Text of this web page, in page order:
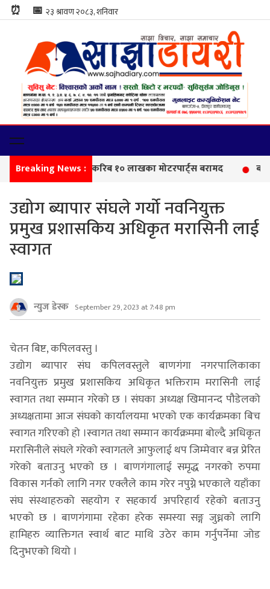
⏰ 📅
Breaking News :
उद्योग ब्यापार संघले गर्यो नवनियुक्त
प्रमुख प्रशासकिय अधिकृत मरासिनी लाई
स्वागत
न्युज डेस्क September 29, 2023 at 7:48 pm
चेतन बिष्ट, कपिलवस्तु ।
उद्योग ब्यापार संघ कपिलवस्तुले बाणगंगा नगरपालिकाका
नवनियुक्त प्रमुख प्रशासकिय अधिकृत भक्तिराम मरासिनी लाई
स्वागत तथा सम्मान गरेको छ । संघका अध्यक्ष खिमानन्द पौडेलको
अध्यक्षतामा आज संघको कार्यालयमा भएको एक कार्यक्रमका बिच
स्वागत गरिएको हो ।स्वागत तथा सम्मान कार्यक्रममा बोल्दै अधिकृत
मरासिनीले संघले गरेको स्वागतले आफुलाई थप जिम्मेवार बन्न प्रेरित
गरेको बताउनु भएको छ । बाणगंगालाई समृद्ध नगरको रुपमा
विकास गर्नको लागि नगर एक्लैले काम गरेर नपुग्ने भएकाले यहाँका
संघ संस्थाहरुको सहयोग र सहकार्य अपरिहार्य रहेको बताउनु
भएको छ । बाणगंगामा रहेका हरेक समस्या सङ्ग जुध्नको लागि
हामिहरु व्याक्तिगत स्वार्थ बाट माथि उठेर काम गर्नुपर्नेमा जोड
दिनुभएको थियो ।